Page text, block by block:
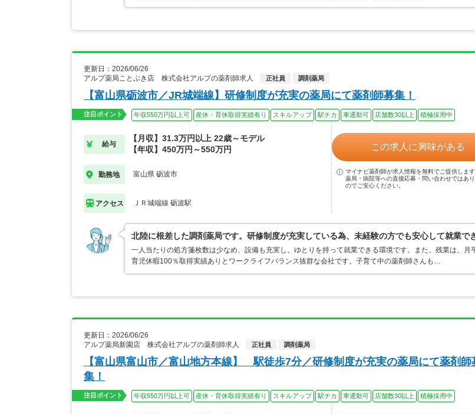
更新日：2026/06/26
アルプ薬局ことぶき店 株式会社アルプの薬剤師求人
正社員 調剤薬局
【富山県砺波市／JR城端線】研修制度が充実の薬局にて薬剤師募集！
注目ポイント 年収550万円以上可 産休・育休取得実績有り スキルアップ 駅チカ 車通勤可 店舗数30以上 積極採用中
給与
【月収】31.3万円以上 22歳～モデル
【年収】450万円～550万円
勤務地 富山県 砺波市
アクセス ＪＲ城端線 砺波駅
この求人に興味がある
マイナビ薬剤師が求人情報を無料でご提供します
薬局・病院等への直接応募・問い合わせではあ
のでご安心ください。
北陸に根差した調剤薬局です。研修制度が充実している為、未経験の方でも安心して就業で
一人当たりの処方箋枚数は少なめ、設備も充実し、ゆとりを持って就業できる環境です。また、残業は、月
育児休暇100％取得実績ありとワークライフバランス抜群な会社です。子育て中の薬剤師さんも…
更新日：2026/06/26
アルプ薬局新園店 株式会社アルプの薬剤師求人
正社員 調剤薬局
【富山県富山市／富山地方本線】 駅徒歩7分／研修制度が充実の薬局にて薬剤師
集！
注目ポイント 年収550万円以上可 産休・育休取得実績有り スキルアップ 駅チカ 車通勤可 店舗数30以上 積極採用中